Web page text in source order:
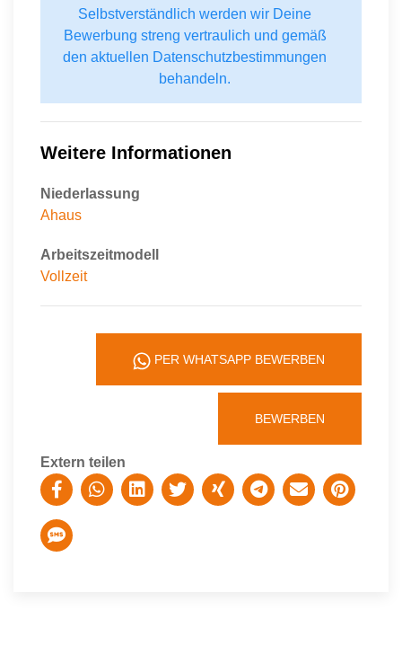
Selbstverständlich werden wir Deine
Bewerbung streng vertraulich und gemäß
den aktuellen Datenschutzbestimmungen
behandeln.
Weitere Informationen
Niederlassung
Ahaus
Arbeitszeitmodell
Vollzeit
PER WHATSAPP BEWERBEN
BEWERBEN
Extern teilen